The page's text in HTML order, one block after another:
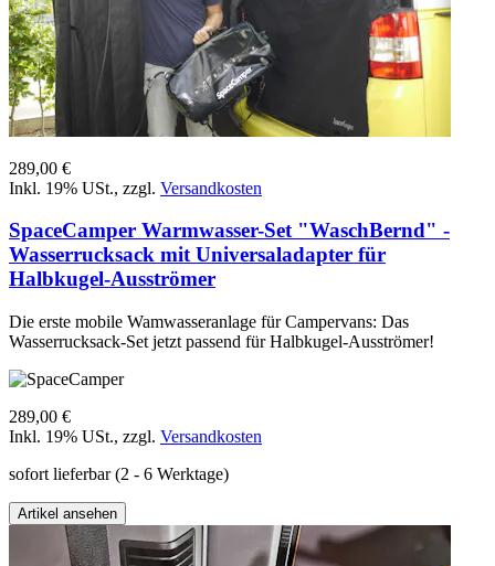
289,00 €
Inkl. 19% USt., zzgl. Versandkosten
SpaceCamper Warmwasser-Set "WaschBernd" -
Wasserrucksack mit Universaladapter für
Halbkugel-Ausströmer
Die erste mobile Wamwasseranlage für Campervans: Das
Wasserrucksack-Set jetzt passend für Halbkugel-Ausströmer!
289,00 €
Inkl. 19% USt., zzgl. Versandkosten
sofort lieferbar(2 - 6 Werktage)
Artikel ansehen